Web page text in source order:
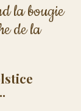
la bougie
de la